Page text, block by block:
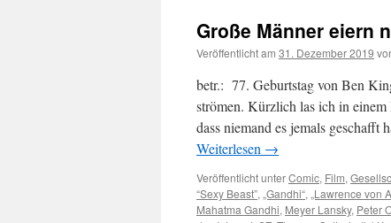
Große Männer eiern
Veröffentlicht am 31. Dezember 2019
betr.: 77. Geburtstag von Ben
strömen. Kürzlich las ich in
dass niemand es jemals
Weiterlesen →
Veröffentlicht unterComic, Film,
“Sexy Beast”, „Gandhi“, „Lawrence von
Mahatma Gandhi, Meyer Lansky, Peter